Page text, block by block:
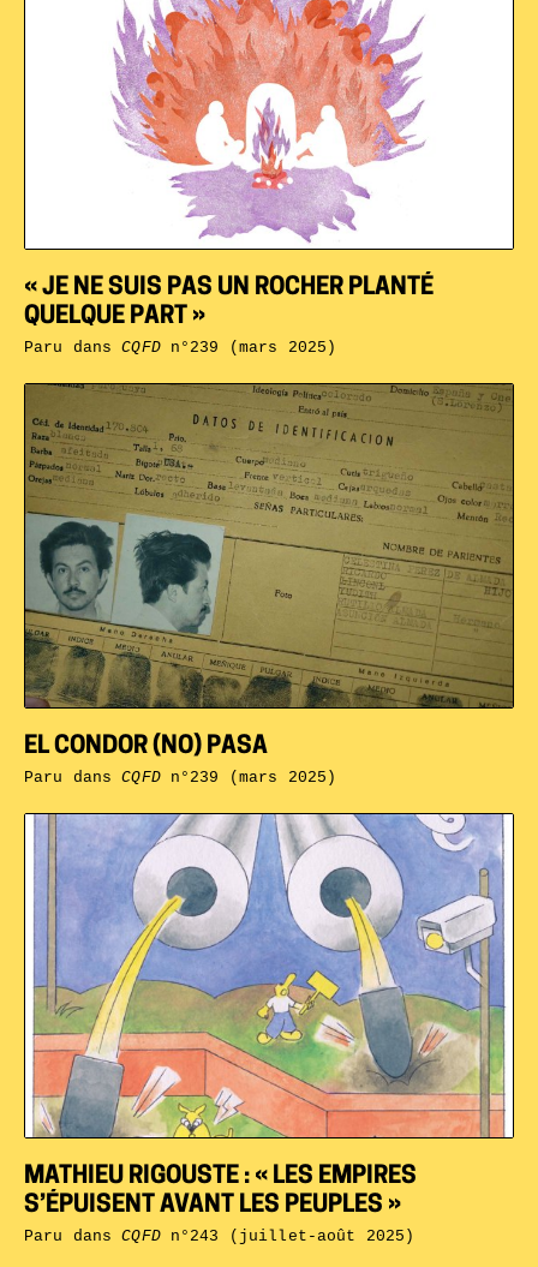
MATHIEU RIGOUSTE : « LES EMPIRES
S’ÉPUISENT AVANT LES PEUPLES »
Paru dansCQFDn°243 (juillet-août 2025)
EL CONDOR (NO) PASA
Paru dansCQFDn°239 (mars 2025)
« JE NE SUIS PAS UN ROCHER PLANTÉ
QUELQUE PART »
Paru dansCQFDn°239 (mars 2025)